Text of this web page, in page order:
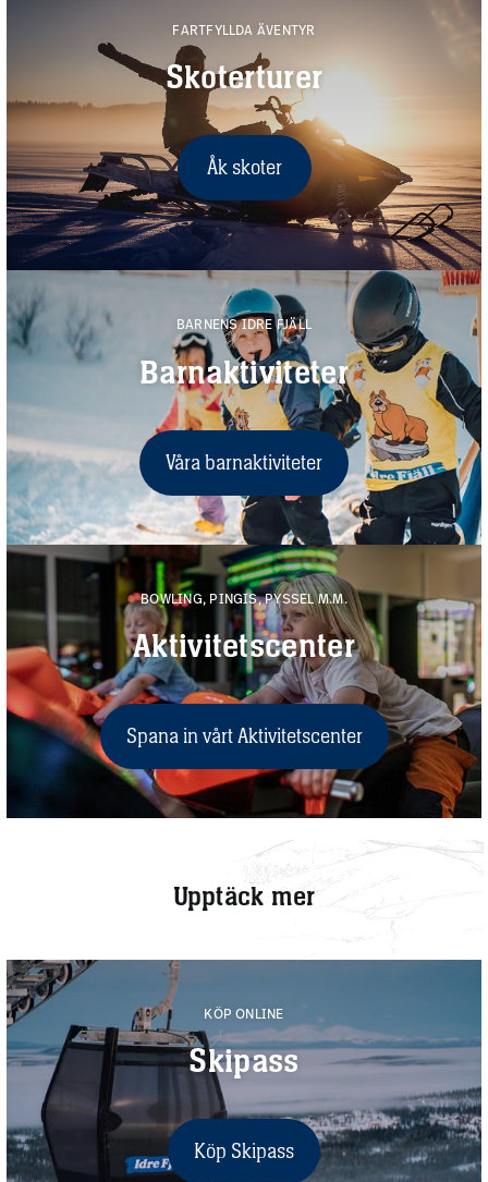
FARTFYLLDA ÄVENTYR
Skoterturer
Åk skoter
BARNENS IDRE FJÄLL
Barnaktiviteter
Våra barnaktiviteter
BOWLING, PINGIS, PYSSEL M.M.
Aktivitetscenter
Spana in vårt Aktivitetscenter
Upptäck mer
KÖP ONLINE
Skipass
Köp Skipass